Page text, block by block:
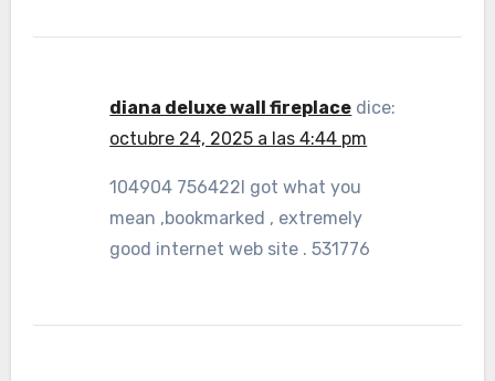
diana deluxe wall fireplace dice:
octubre 24, 2025 a las 4:44 pm
104904 756422I got what you
mean ,bookmarked , extremely
good internet web site . 531776